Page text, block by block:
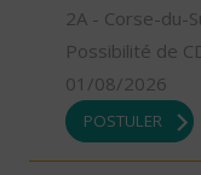
2A - Corse-du-
Possibilité de
01/08/2026
POSTULER